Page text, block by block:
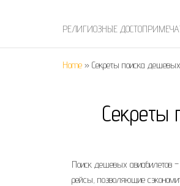
РЕЛИГИОЗНЫЕ
Home » Секреты поиска
Секреты
Поиск дешевых авиабилетов
рейсы, позволяющие